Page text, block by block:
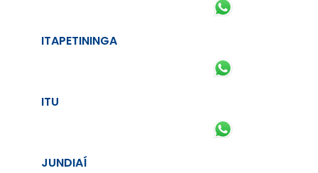
ITAPETININGA
ITU
JUNDIAÍ